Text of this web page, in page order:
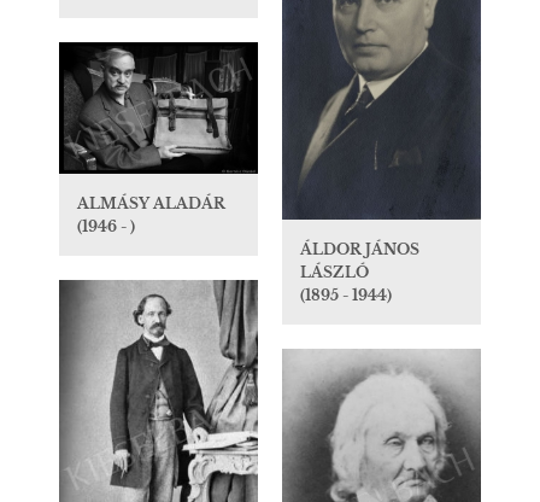
ÁLDOR JÁNOS
LÁSZLÓ
(1895 - 1944)
ALMÁSY ALADÁR
(1946 - )